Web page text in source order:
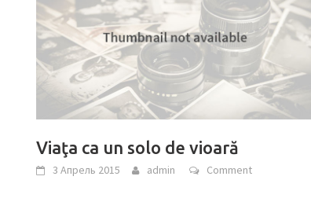
Viaţa ca un solo de vioară
3 Апрель 2015 admin Comment